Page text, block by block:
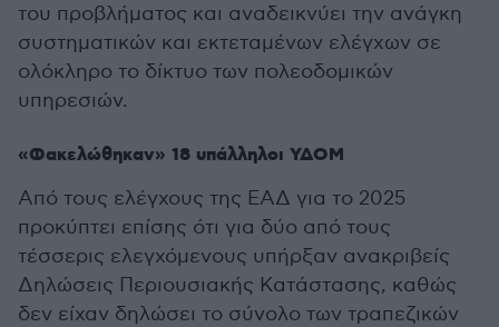
του προβλήματος και αναδεικνύει την ανάγκη
συστηματικών και εκτεταμένων ελέγχων σε
ολόκληρο το δίκτυο των πολεοδομικών
υπηρεσιών.
«Φακελώθηκαν» 18 υπάλληλοι ΥΔΟΜ
Από τους ελέγχους της ΕΑΔ για το 2025
προκύπτει επίσης ότι για δύο από τους
τέσσερις ελεγχόμενους υπήρξαν ανακριβείς
Δηλώσεις Περιουσιακής Κατάστασης, καθώς
δεν είχαν δηλώσει το σύνολο των τραπεζικών